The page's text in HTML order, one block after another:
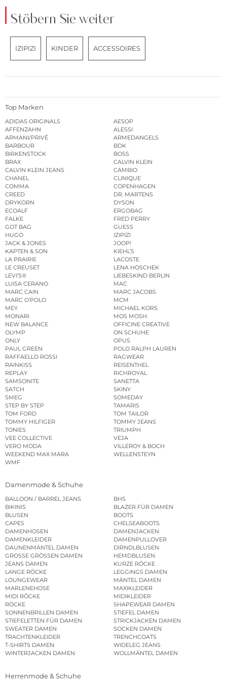
Stöbern Sie weiter
IZIPIZI KINDER ACCESSOIRES
Top Marken
ADIDAS ORIGINALS
AESOP
AFFENZAHN
ALESSI
ARMANI/PRIVÉ
ARMEDANGELS
BARBOUR
BDK
BIRKENSTOCK
BOSS
BRAX
CALVIN KLEIN
CALVIN KLEIN JEANS
CAMBIO
CHANEL
CLINIQUE
COMMA
COPENHAGEN
CREED
DR. MARTENS
DRYKORN
DYSON
ECOALF
ERGOBAG
FALKE
FRED PERRY
GOT BAG
GUESS
HUGO
IZIPIZI
JACK & JONES
JOOP!
KAPTEN & SON
KIEHL’S
LA PRAIRIE
LACOSTE
LE CREUSET
LENA HOSCHEK
LEVI’S®
LIEBESKIND BERLIN
LUISA CERANO
MAC
MARC CAIN
MARC JACOBS
MARC O’POLO
MCM
MEY
MICHAEL KORS
MONARI
MOS MOSH
NEW BALANCE
OFFICINE CREATIVE
OLYMP
ON SCHUHE
ONLY
OPUS
PAUL GREEN
POLO RALPH LAUREN
RAFFAELLO ROSSI
RAGWEAR
RAINKISS
REISENTHEL
REPLAY
RICHROYAL
SAMSONITE
SANETTA
SATCH
SKINY
SMEG
SOMEDAY
STEP BY STEP
TAMARIS
TOM FORD
TOM TAILOR
TOMMY HILFIGER
TOMMY JEANS
TONIES
TRIUMPH
VEE COLLECTIVE
VEJA
VERO MODA
VILLEROY & BOCH
WEEKEND MAX MARA
WELLENSTEYN
WMF
Damenmode & Schuhe
BALLOON / BARREL JEANS
BHS
BIKINIS
BLAZER FÜR DAMEN
BLUSEN
BOOTS
CAPES
CHELSEABOOTS
DAMENHOSEN
DAMENJACKEN
DAMENKLEIDER
DAMENPULLOVER
DAUNENMÄNTEL DAMEN
DIRNDLBLUSEN
GROSSE GRÖSSEN DAMEN
HEMDBLUSEN
JEANS DAMEN
KURZE RÖCKE
LANGE RÖCKE
LEGGINGS DAMEN
LOUNGEWEAR
MÄNTEL DAMEN
MARLENEHOSE
MAXIKLEIDER
MIDI RÖCKE
MIDIKLEIDER
RÖCKE
SHAPEWEAR DAMEN
SONNENBRILLEN DAMEN
STIEFEL DAMEN
STIEFELETTEN FÜR DAMEN
STRICKJACKEN DAMEN
SWEATER DAMEN
SOCKEN DAMEN
TRACHTENKLEIDER
TRENCHCOATS
T-SHIRTS DAMEN
WIDELEG JEANS
WINTERJACKEN DAMEN
WOLLMÄNTEL DAMEN
Herrenmode & Schuhe